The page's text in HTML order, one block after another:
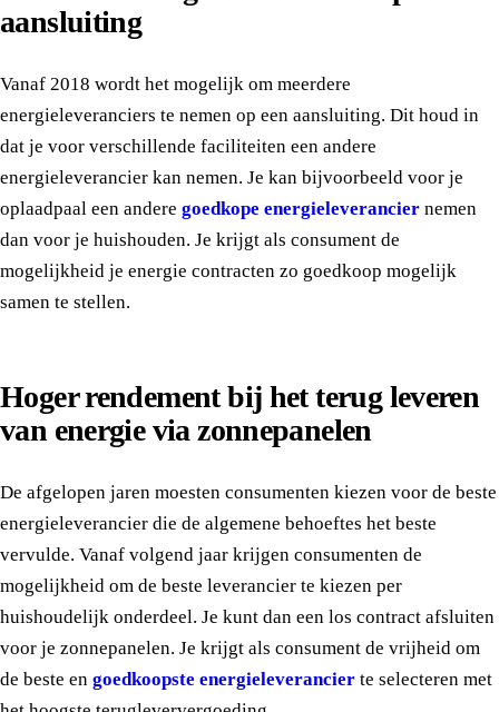
aansluiting
Vanaf 2018 wordt het mogelijk om meerdere
energieleveranciers te nemen op een aansluiting. Dit houd in
dat je voor verschillende faciliteiten een andere
energieleverancier kan nemen. Je kan bijvoorbeeld voor je
oplaadpaal een andere goedkope energieleverancier nemen
dan voor je huishouden. Je krijgt als consument de
mogelijkheid je energie contracten zo goedkoop mogelijk
samen te stellen.
Hoger rendement bij het terug leveren
van energie via zonnepanelen
De afgelopen jaren moesten consumenten kiezen voor de beste
energieleverancier die de algemene behoeftes het beste
vervulde. Vanaf volgend jaar krijgen consumenten de
mogelijkheid om de beste leverancier te kiezen per
huishoudelijk onderdeel. Je kunt dan een los contract afsluiten
voor je zonnepanelen. Je krijgt als consument de vrijheid om
de beste en goedkoopste energieleverancier te selecteren met